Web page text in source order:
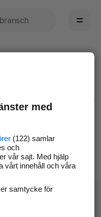
kan avhjälpa det.
och försök igen
med
(122) samlar
och
vår sajt. Med hjälp
vårt innehåll och våra
samtycke för